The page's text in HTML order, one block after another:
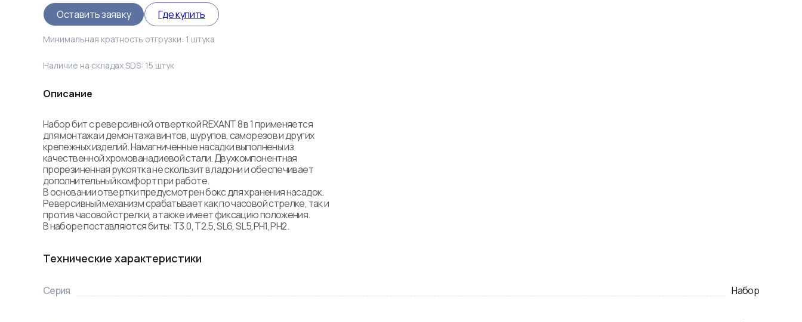
Оставить заявку Где купить
Минимальная кратность отгрузки: 1 штука
Наличие на складах SDS: 15 штук
Описание
Набор бит с реверсивной отверткой REXANT 8 в 1 применяется
для монтажа и демонтажа винтов, шурупов, саморезов и других
крепежных изделий. Намагниченные насадки выполнены из
качественной хромованадиевой стали. Двухкомпонентная
прорезиненная рукоятка не скользит в ладони и обеспечивает
дополнительный комфорт при работе.
В основании отвертки предусмотрен бокс для хранения насадок.
Реверсивный механизм срабатывает как по часовой стрелке, так и
против часовой стрелки, а также имеет фиксацию положения.
В наборе поставляются биты: T3.0, T2.5, SL6, SL5,PH1, PH2.
Технические характеристики
Серия Набор